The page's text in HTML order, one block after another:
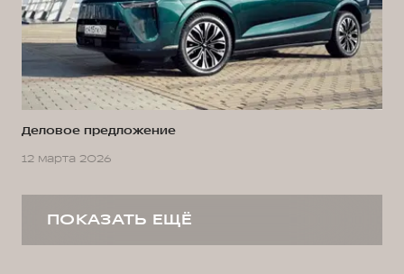
Деловое предложение
12 марта 2026
ПОКАЗАТЬ ЕЩЁ